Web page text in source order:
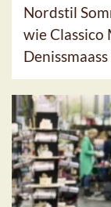
Nordstil
wie Classico